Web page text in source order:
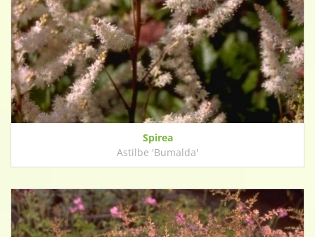
Spirea
Astilbe 'Bumalda'